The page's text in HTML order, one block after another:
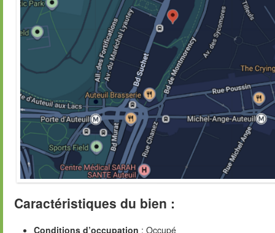
Caractéristiques du bien :
Conditions d’occupation : Occupé